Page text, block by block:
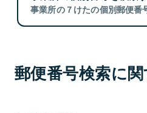
事業所の７けたの個別郵便番
郵便番号検索に